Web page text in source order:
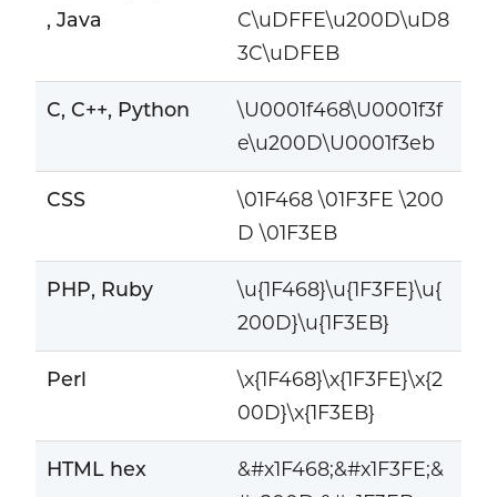
, Java
C\uDFFE\u200D\uD8
3C\uDFEB
C, C++, Python
\U0001f468\U0001f3f
e\u200D\U0001f3eb
CSS
\01F468 \01F3FE \200
D \01F3EB
PHP, Ruby
\u{1F468}\u{1F3FE}\u{
200D}\u{1F3EB}
Perl
\x{1F468}\x{1F3FE}\x{2
00D}\x{1F3EB}
HTML hex
&#x1F468;&#x1F3FE;&